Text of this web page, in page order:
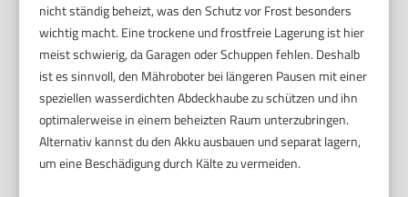
nicht ständig beheizt, was den Schutz vor Frost besonders
wichtig macht. Eine trockene und frostfreie Lagerung ist hier
meist schwierig, da Garagen oder Schuppen fehlen. Deshalb
ist es sinnvoll, den Mähroboter bei längeren Pausen mit einer
speziellen wasserdichten Abdeckhaube zu schützen und ihn
optimalerweise in einem beheizten Raum unterzubringen.
Alternativ kannst du den Akku ausbauen und separat lagern,
um eine Beschädigung durch Kälte zu vermeiden.